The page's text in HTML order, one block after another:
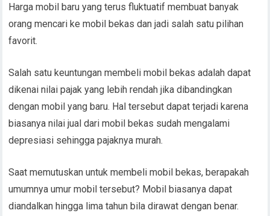
Harga mobil baru yang terus fluktuatif membuat banyak
orang mencari ke mobil bekas dan jadi salah satu pilihan
favorit.
Salah satu keuntungan membeli mobil bekas adalah dapat
dikenai nilai pajak yang lebih rendah jika dibandingkan
dengan mobil yang baru. Hal tersebut dapat terjadi karena
biasanya nilai jual dari mobil bekas sudah mengalami
depresiasi sehingga pajaknya murah.
Saat memutuskan untuk membeli mobil bekas, berapakah
umumnya umur mobil tersebut? Mobil biasanya dapat
diandalkan hingga lima tahun bila dirawat dengan benar.